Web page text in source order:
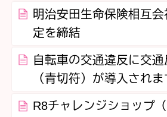
明治安田生命保険相互
定を締結
自転車の交通違反に交
（青切符）が導入されま
R8チャレンジショップ